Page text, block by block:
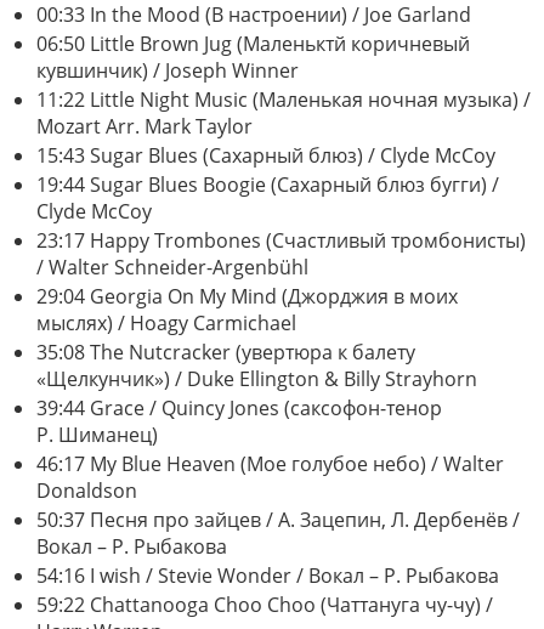
00:33 In the Mood (В настроении) / Joe Garland
06:50 Little Brown Jug (Маленьктй коричневый
кувшинчик) / Joseph Winner
11:22 Little Night Music (Маленькая ночная музыка) /
Mozart Arr. Mark Taylor
15:43 Sugar Blues (Сахарный блюз) / Clyde McCoy
19:44 Sugar Blues Boogie (Сахарный блюз бугги) /
Clyde McCoy
23:17 Happy Trombones (Счастливый тромбонисты)
/ Walter Schneider-Argenbühl
29:04 Georgia On My Mind (Джорджия в моих
мыслях) / Hoagy Carmichael
35:08 The Nutcracker (увертюра к балету
«Щелкунчик») / Duke Ellington & Billy Strayhorn
39:44 Grace / Quincy Jones (саксофон-тенор
Р. Шиманец)
46:17 My Blue Heaven (Мое голубое небо) / Walter
Donaldson
50:37 Песня про зайцев / А. Зацепин, Л. Дербенёв /
Вокал – Р. Рыбакова
54:16 I wish / Stevie Wonder / Вокал – Р. Рыбакова
59:22 Chattanooga Choo Choo (Чаттануга чу-чу) /